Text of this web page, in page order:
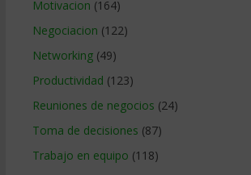
Motivacion (164)
Negociacion (122)
Networking(49)
Productividad (123)
Reuniones de negocios (24)
Toma de decisiones (87)
Trabajo en equipo (118)